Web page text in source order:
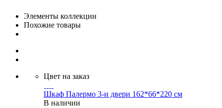
Элементы коллекции
Похожие товары
Цвет на заказ
Шкаф Палермо 3-и двери 162*66*220 см
В наличии